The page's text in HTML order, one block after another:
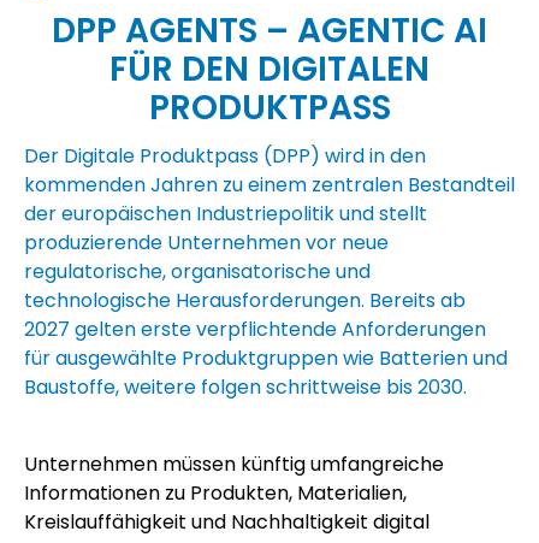
DPP AGENTS – AGENTIC AI
FÜR DEN DIGITALEN
PRODUKTPASS
Der Digitale Produktpass (DPP) wird in den
kommenden Jahren zu einem zentralen Bestandteil
der europäischen Industriepolitik und stellt
produzierende Unternehmen vor neue
regulatorische, organisatorische und
technologische Herausforderungen. Bereits ab
2027 gelten erste verpflichtende Anforderungen
für ausgewählte Produktgruppen wie Batterien und
Baustoffe, weitere folgen schrittweise bis 2030.
Unternehmen müssen künftig umfangreiche
Informationen zu Produkten, Materialien,
Kreislauffähigkeit und Nachhaltigkeit digital